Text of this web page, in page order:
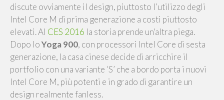
discute ovviamente il design, piuttosto l’utilizzo degli
Intel Core M di prima generazione a costi piuttosto
elevati. Al CES 2016 la storia prende un'altra piega.
Dopo loYoga 900, con processori Intel Core di sesta
generazione, la casa cinese decide di arricchire il
portfolio con una variante ‘S’ che a bordo porta i nuovi
Intel Core M, più potenti e in grado di garantire un
design realmente fanless.